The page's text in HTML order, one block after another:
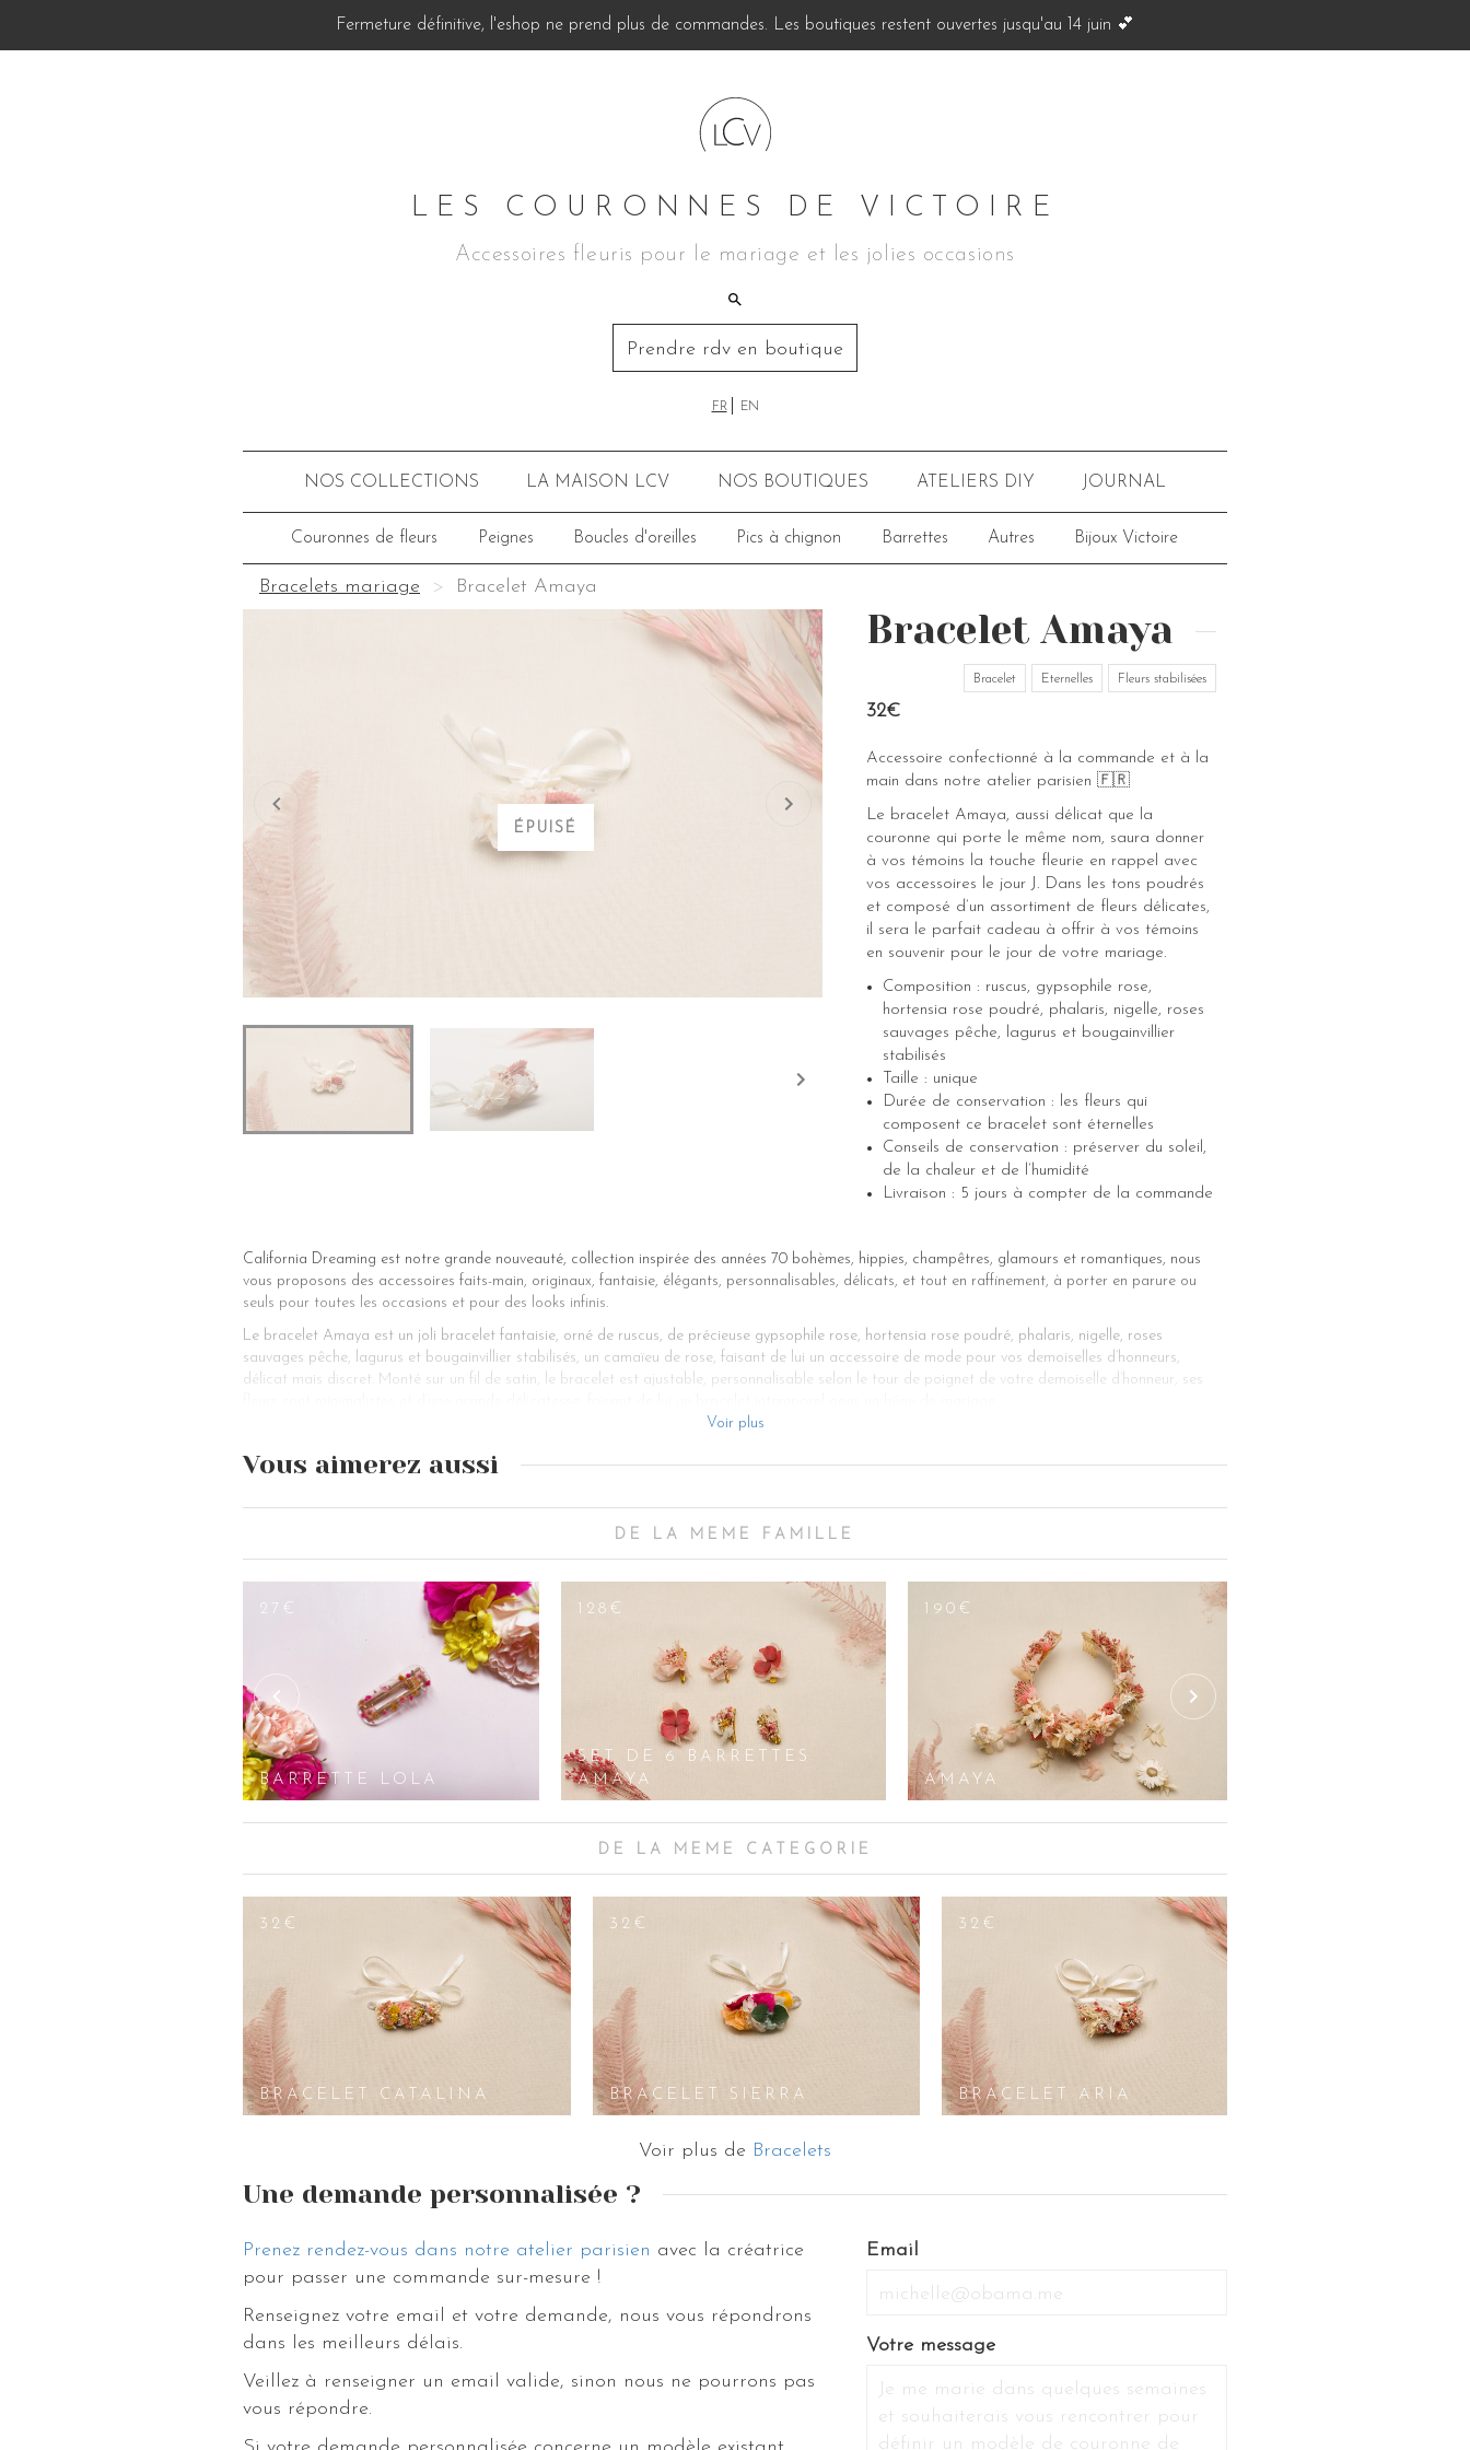
Fermeture définitive, l'eshop ne prend plus de commandes. Les boutiques restent ouvertes jusqu'au 14 juin 💕
LES COURONNES DE VICTOIRE
Accessoires fleuris pour le mariage et les jolies occasions
Prendre rdv en boutique
FR EN
NOS COLLECTIONS LA MAISON LCV NOS BOUTIQUES ATELIERS DIY JOURNAL
Couronnes de fleurs Peignes Boucles d'oreilles Pics à chignon Barrettes Autres Bijoux Victoire
Bracelets mariage Bracelet Amaya
ÉPUISÉ
Bracelet Amaya
Bracelet Eternelles Fleurs stabilisées
32€
Accessoire confectionné à la commande et à la
main dans notre atelier parisien 🇫🇷
Le bracelet Amaya, aussi délicat que la
couronne qui porte le même nom, saura donner
à vos témoins la touche fleurie en rappel avec
vos accessoires le jour J. Dans les tons poudrés
et composé d’un assortiment de fleurs délicates,
il sera le parfait cadeau à offrir à vos témoins
en souvenir pour le jour de votre mariage.
Composition : ruscus, gypsophile rose,
hortensia rose poudré, phalaris, nigelle, roses
sauvages pêche, lagurus et bougainvillier
stabilisés
Taille : unique
Durée de conservation : les fleurs qui
composent ce bracelet sont éternelles
Conseils de conservation : préserver du soleil,
de la chaleur et de l’humidité
Livraison : 5 jours à compter de la commande
California Dreaming est notre grande nouveauté, collection inspirée des années 70 bohèmes, hippies, champêtres, glamours et romantiques, nous
vous proposons des accessoires faits-main, originaux, fantaisie, élégants, personnalisables, délicats, et tout en raffinement, à porter en parure ou
seuls pour toutes les occasions et pour des looks infinis.
Le bracelet Amaya est un joli bracelet fantaisie, orné de ruscus, de précieuse gypsophile rose, hortensia rose poudré, phalaris, nigelle, roses
sauvages pêche, lagurus et bougainvillier stabilisés, un camaïeu de rose, faisant de lui un accessoire de mode pour vos demoiselles d’honneurs,
délicat mais discret. Monté sur un fil de satin, le bracelet est ajustable, personnalisable selon le tour de poignet de votre demoiselle d’honneur, ses
Pour un mariage champêtre et minimaliste, ce bracelet composé de petites fleurs sera parfait, cadeau idéal pour sublimer les poignets de vos
témoins et demoiselles d’honneur, le bracelet mariage est une ode à la féminité dans l’air du temps. Il peut se porter en parure avec les boucles
d’oreilles Amaya et le peigne de la même ligne, pour créer un effet de dentelle au niveau de votre chevelure. Vous pouvez aussi décider d’habiller le
Chez Les Couronnes de Victoire, nous confectionnons à la main une vaste collection de bijoux accessoires fleuris, que ce soit colliers pendentifs,
bracelets/manchettes, couronnes de fleurs, barrettes/noeuds/élastiques, boucles d’oreilles type créoles ou pendantes(plaqué or et argent), des
multicolores, géométriques, asymétriques, avec cristal, torsadées de fleurs élégantes, ajourées ou assorties… Tout est fait pour vous proposer de
jolies cadeaux chics et sophistiqués. Pour homme, nous vous proposons des boutonnières à porter en parures avec vos couronnes ou vos boucles
d’oreilles. Si vous ne pouvez pas venir sur Paris, pas d’inquiétude : pour vos commandes, tous nos accessoires sont personnalisables, vous permettant
de décider de la couleur du métal (doré, argenté) ou de la couleur des pétales (violet, bleu, turquoise, corail), d’ajouter strass, cristal de verre, perles,
nacre pour briller le jour J. Nos précieuses paires de boucles d’oreilles féminines et originales comprennent diverses formes (cubiques, ovales/losange,
rondes) et sont ajustables: leurs fermoirs peuvent être montés en clips pour oreilles non percées.
Voir plus
Vous aimerez aussi
DE LA MEME FAMILLE
27€
BARRETTE LOLA
128€
SET DE 6 BARRETTES
AMAYA
190€
AMAYA
DE LA MEME CATEGORIE
32€
BRACELET CATALINA
32€
BRACELET SIERRA
32€
BRACELET ARIA
Voir plus de Bracelets
Une demande personnalisée ?
Prenez rendez-vous dans notre atelier parisien avec la créatrice
pour passer une commande sur-mesure !
Renseignez votre email et votre demande, nous vous répondrons
dans les meilleurs délais.
Veillez à renseigner un email valide, sinon nous ne pourrons pas
vous répondre.
Email
Votre message